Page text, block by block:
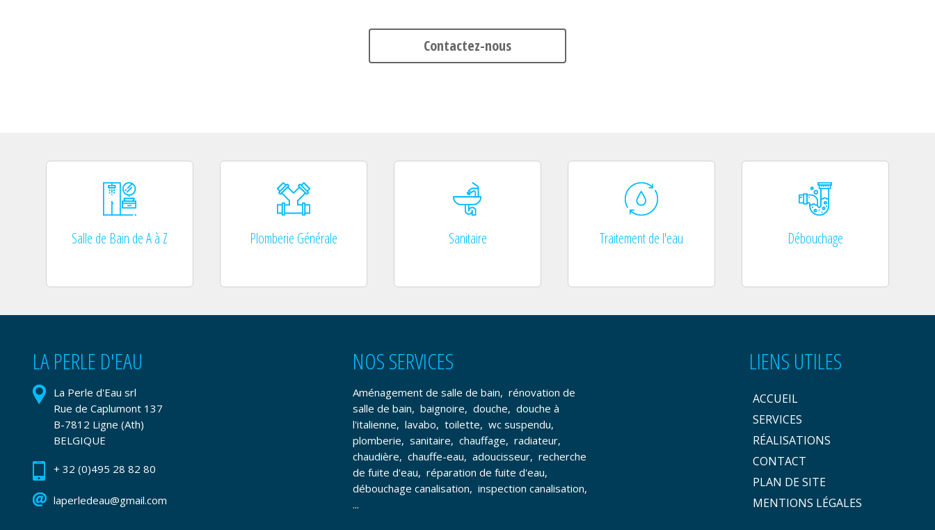
Contactez-nous
Salle de Bain de A à Z Plomberie Générale Sanitaire Traitement de l'eau Débouchage
LA PERLE D'EAU
La Perle d'Eau srl
Rue de Caplumont 137
B-7812 Ligne (Ath)
BELGIQUE
+ 32 (0)495 28 82 80
laperledeau@gmail.com
NOS SERVICES
Aménagement de salle de bain, rénovation de
salle de bain, baignoire, douche, douche à
l'italienne, lavabo, toilette, wc suspendu,
plomberie, sanitaire, chauffage, radiateur,
chaudière, chauffe-eau, adoucisseur, recherche
de fuite d'eau, réparation de fuite d'eau,
débouchage canalisation, inspection canalisation,
...
LIENS UTILES
ACCUEIL
SERVICES
RÉALISATIONS
CONTACT
PLAN DE SITE
MENTIONS LÉGALES